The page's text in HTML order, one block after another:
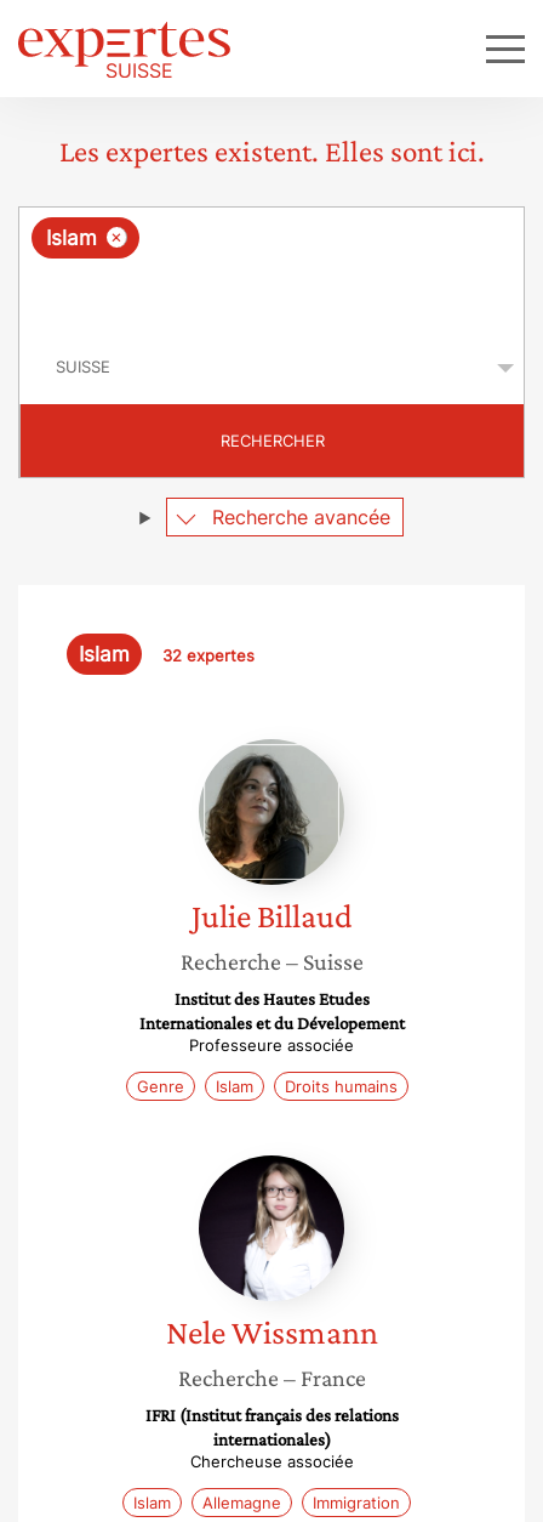
Les expertes existent. Elles sont ici.
R
ê
e
×
Islam
RECHERCHER
Recherche avancée
Islam 32 expertes
Julie
Billaud
Julie Billaud
Recherche – Suisse
Institut des Hautes Etudes
Internationales et du Dévelopement
Professeure associée
Genre Islam Droits humains
Nele
Wissmann
NeleWissmann
Recherche – France
IFRI (Institut français des relations
internationales)
Chercheuse associée
Islam Allemagne Immigration